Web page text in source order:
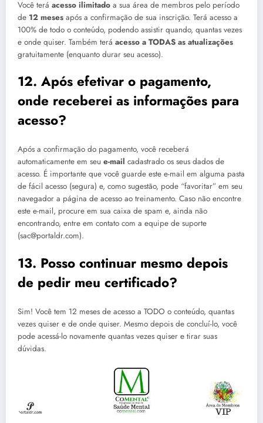
Você terá acesso ilimitado a sua área de membros pelo período
de 12 meses após a confirmação de sua inscrição. Terá acesso a
100% de todo o conteúdo, podendo assistir quando, quantas vezes
e onde quiser. Também terá acesso a TODAS as atualizações
gratuitamente (enquanto durar seu acesso).
12. Após efetivar o pagamento,
onde receberei as informações para
acesso?
Após a confirmação do pagamento, você receberá
automaticamente em seu e-mail cadastrado os seus dados de
acesso. É importante que você guarde este e-mail em alguma pasta
de fácil acesso (segura) e, como sugestão, pode “favoritar” em seu
navegador a página de acesso ao treinamento. Caso não encontre
este e-mail, procure em sua caixa de spam e, ainda não
encontrando, entre em contato com a equipe de suporte
(sac@portaldr.com).
13. Posso continuar mesmo depois
de pedir meu certificado?
Sim! Você tem 12 meses de acesso a TODO o conteúdo, quantas
vezes quiser e de onde quiser. Mesmo depois de concluí-lo, você
pode acessá-lo novamente quantas vezes quiser e tirar suas
dúvidas.